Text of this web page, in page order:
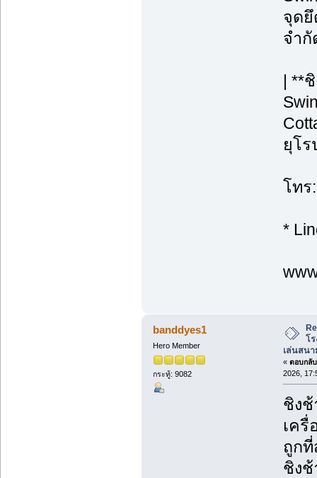
จุด
จำกั
| **
ยุโ
โทร
*
banddyes1
Hero Member
กระทู้: 9082
โ
เล่นสนา
« ตอบกลั
2026,
ชิงช้
เครื่
ถูกที่
ชิงช้